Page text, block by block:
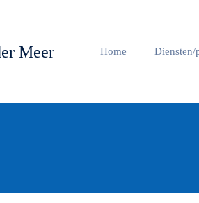
Home Diensten/